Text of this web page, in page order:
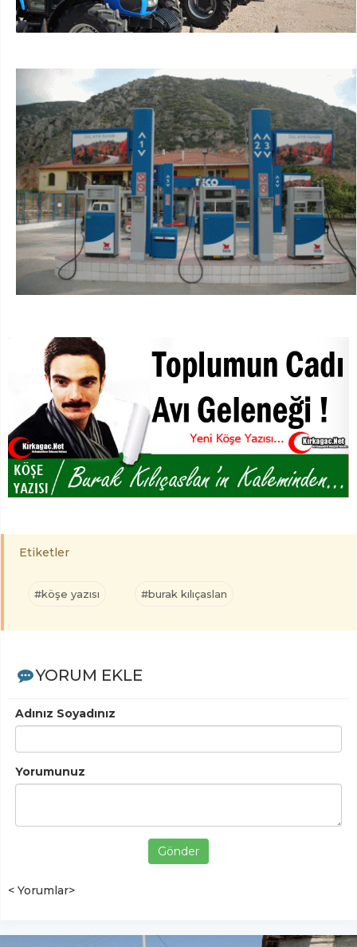
Etiketler
#köşe yazısı #burak kılıçaslan
YORUM EKLE
Adınız Soyadınız
Yorumunuz
Gönder
< Yorumlar>